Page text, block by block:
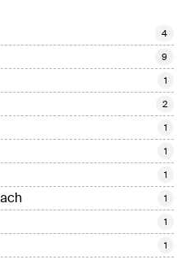
4
9
1
2
1
1
1
1
1
1